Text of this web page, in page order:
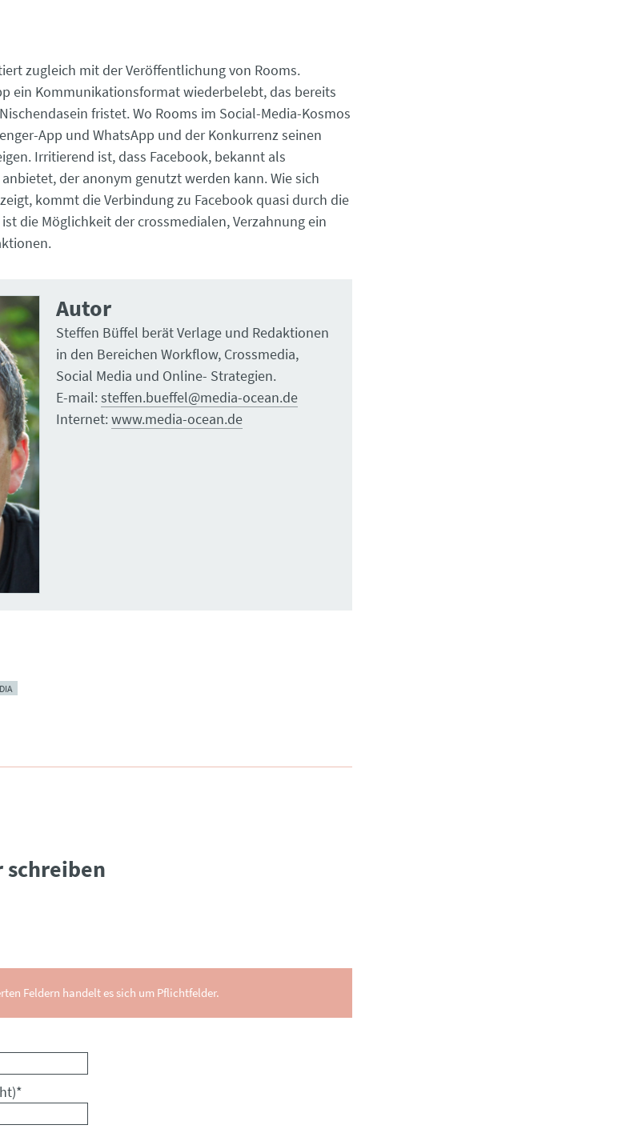
zugleich mit der Veröffentlichung von Rooms.
ein Kommunikationsformat wiederbelebt, das bereits
fristet. Wo Rooms im Social-Media-Kosmos
App und WhatsApp und der Konkurrenz seinen
Irritierend ist, dass Facebook, bekannt als
der anonym genutzt werden kann. Wie sich
kommt die Verbindung zu Facebook quasi durch die
die Möglichkeit der crossmedialen, Verzahnung ein
Autor
Steffen Büffel berät Verlage und Redaktionen
in den Bereichen Workflow, Crossmedia,
Social Media und Online- Strategien.
E-mail:steffen.bueffel@media-ocean.de
Internet:www.media-ocean.de
schreiben
Feldern handelt es sich um Pflichtfelder.
*